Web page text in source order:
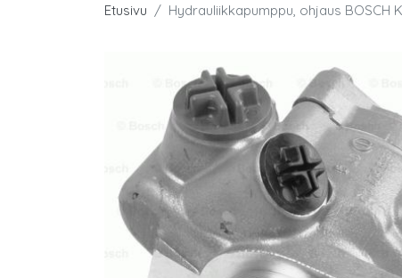
Etusivu Hydrauliikkapumppu, ohjaus BOSCH